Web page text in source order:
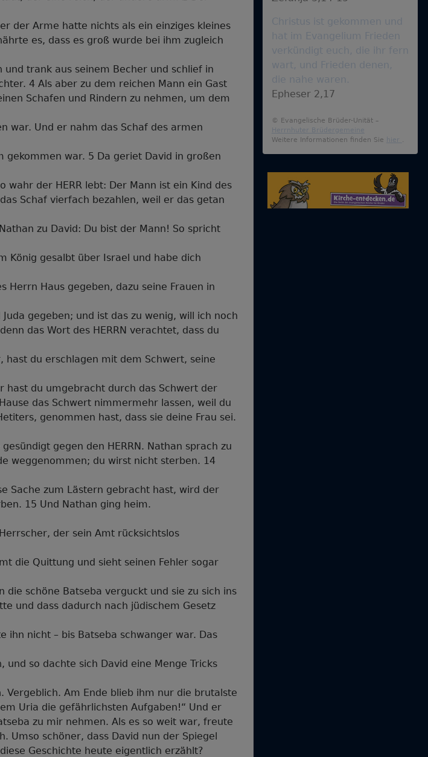
der Arme hatte nichts als ein einziges kleines
es, dass es groß wurde bei ihm zugleich
und trank aus seinem Becher und schlief in
4 Als aber zu dem reichen Mann ein Gast
Schafen und Rindern zu nehmen, um dem
war. Und er nahm das Schaf des armen
gekommen war. 5 Da geriet David in großen
wahr der HERR lebt: Der Mann ist ein Kind des
Schaf vierfach bezahlen, weil er das getan
zu David: Du bist der Mann! So spricht
König gesalbt über Israel und habe dich
Herrn Haus gegeben, dazu seine Frauen in
gegeben; und ist das zu wenig, will ich noch
das Wort des HERRN verachtet, dass du
hast du erschlagen mit dem Schwert, seine
hast du umgebracht durch das Schwert der
das Schwert nimmermehr lassen, weil du
genommen hast, dass sie deine Frau sei.
gegen den HERRN. Nathan sprach zu
weggenommen; du wirst nicht sterben. 14
Sache zum Lästern gebracht hast, wird der
15 Und Nathan ging heim.
der sein Amt rücksichtslos
die Quittung und sieht seinen Fehler sogar
die schöne Batseba verguckt und sie zu sich ins
und dass dadurch nach jüdischem Gesetz
ihn nicht – bis Batseba schwanger war. Das
so dachte sich David eine Menge Tricks
Vergeblich. Am Ende blieb ihm nur die brutalste
Uria die gefährlichsten Aufgaben!“ Und er
zu mir nehmen. Als es so weit war, freute
Umso schöner, dass David nun der Spiegel
Geschichte heute eigentlich erzählt?
Christus ist gekommen und
hat im Evangelium Frieden
verkündigt euch, die ihr fern
wart, und Frieden denen,
die nahe waren.
Epheser 2,17
© Evangelische Brüder-Unität –
Herrnhuter Brüdergemeine
Weitere Informationen finden Sie
hier .